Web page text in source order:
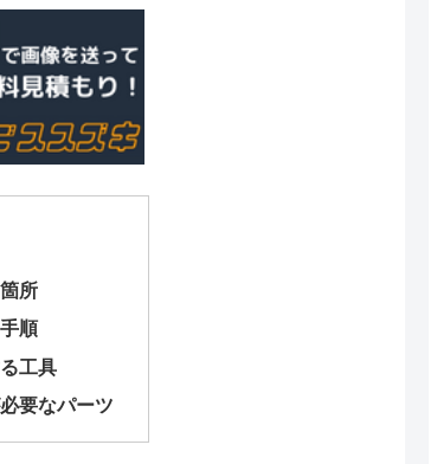
所
順
工具
要なパーツ